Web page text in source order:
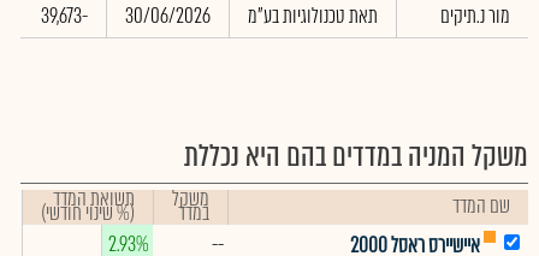
מור נ.תיקים
תאת טכנולוגיות בע"מ 30/06/2026
-39,673
משקל המניה במדדים בהם היא נכללת
שם המדד משקל
במדד תשואת המדד
(% שינוי חודשי)
איישיירס ראסל 2000
--
2.93%